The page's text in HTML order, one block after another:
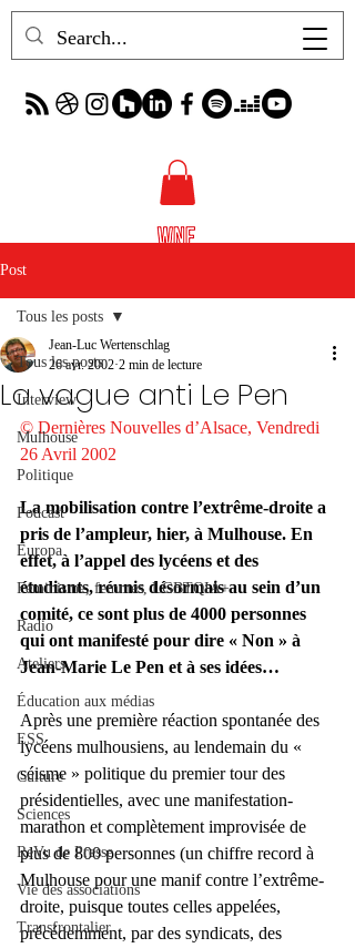
Post
Tous les posts
Interview
Mulhouse
Politique
Podcast
Europa
Féminisme, femmes, LGBTQIA+
Radio
Ateliers
Éducation aux médias
ESS
Culture
Sciences
ReVu de Presse
Vie des associations
Transfrontalier
Tous les posts
La vague anti Le Pen
Jean-Luc Wertenschlag
26 avr. 2002 2 min de lecture
© Dernières Nouvelles d’Alsace, Vendredi
26 Avril 2002
La mobilisation contre l’extrême-droite a
pris de l’ampleur, hier, à Mulhouse. En
effet, à l’appel des lycéens et des
étudiants, réunis désormais au sein d’un
comité, ce sont plus de 4000 personnes
qui ont manifesté pour dire « Non » à
Jean-Marie Le Pen et à ses idées…
Après une première réaction spontanée des
lycéens mulhousiens, au lendemain du «
séisme » politique du premier tour des
présidentielles, avec une manifestation-
marathon et complètement improvisée de
plus de 800 personnes (un chiffre record à
Mulhouse pour une manif contre l’extrême-
droite, puisque toutes celles appelées,
précédemment, par des syndicats, des